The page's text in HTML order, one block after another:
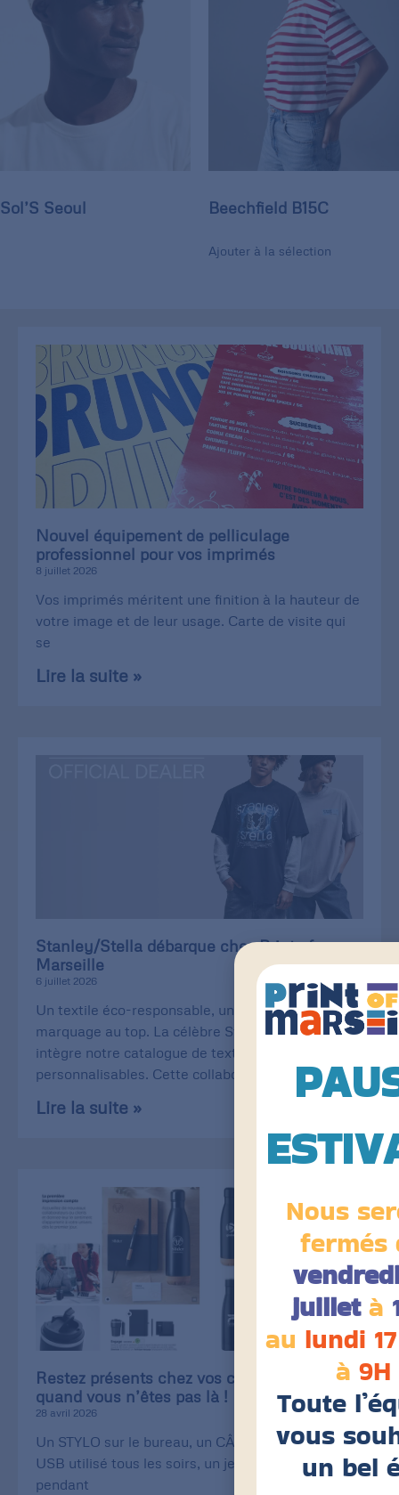
Sol’S Seoul Beechfield B15C
Ajouter à la sélection
Nouvel équipement de pelliculage
professionnel pour vos imprimés
8 juillet 2026
Vos imprimés méritent une finition à la hauteur de
votre image et de leur usage. Carte de visite qui
se
Lire la suite »
Stanley/Stella débarque chez Print of
Marseille
6 juillet 2026
Un textile éco-responsable, une qualité de
marquage au top. La célèbre Stanley/Stella
intègre notre catalogue de textiles
personnalisables. Cette collaboration
Lire la suite »
Restez présents chez vos clients, même
quand vous n’êtes pas là !
28 avril 2026
Un STYLO sur le bureau, un CÂBLE de recharge
USB utilisé tous les soirs, un jeu de CARTE utilisé
pendant
Nous
fermés
juilletà
au lundi
à 9H
Toute
vous
un bel